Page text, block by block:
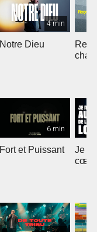
4 min
Notre Dieu
chant
6 min
Fort et Puissant
Je
cœur